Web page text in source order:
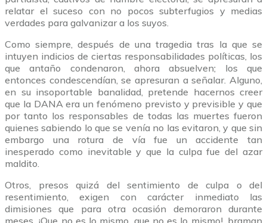
relatar el suceso con no pocos subterfugios y medias
verdades para galvanizar a los suyos.
Como siempre, después de una tragedia tras la que se
intuyen indicios de ciertas responsabilidades políticas, los
que antaño condenaron, ahora absuelven; los que
entonces condescendían, se apresuran a señalar. Alguno,
en su insoportable banalidad, pretende hacernos creer
que la DANA era un fenómeno previsto y previsible y que
por tanto los responsables de todas las muertes fueron
quienes sabiendo lo que se venía no las evitaron, y que sin
embargo una rotura de vía fue un accidente tan
inesperado como inevitable y que la culpa fue del azar
maldito.
Otros, presos quizá del sentimiento de culpa o del
resentimiento, exigen con carácter inmediato las
dimisiones que para otra ocasión demoraron durante
meses. ¡Que no es lo mismo, que no es lo mismo!, braman